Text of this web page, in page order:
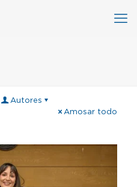
Autores
Amosar todo